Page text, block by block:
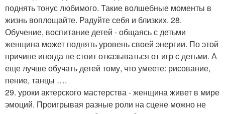
поднять тонус любимого. Такие волшебные моменты в
жизнь воплощайте. Радуйте себя и близких. 28.
Обучение, воспитание детей - общаясь с детьми
женщина может поднять уровень своей энергии. По этой
причине иногда не стоит отказываться от игр с детьми. А
еще лучше обучать детей тому, что умеете: рисование,
пение, танцы ….
29. уроки актерского мастерства - женщина живет в мире
эмоций. Проигрывая разные роли на сцене можно не